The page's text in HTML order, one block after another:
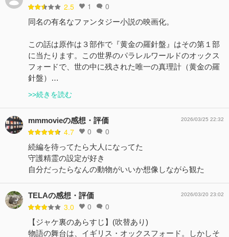
2.5 1 0
同名の有名なファンタジー小説の映画化。
この話は原作は３部作で『黄金の羅針盤』はその第１部
に当たります。この世界のパラレルワールドのオックス
フォードで、世の中に残された唯一の真理計（黄金の羅
針盤）…
>>続きを読む
mmmovieの感想・評価
4.7 0 0
2026/03/25 22:32
続編を待ってたら大人になってた
守護精霊の設定が好き
自分だったらなんの動物がいいか想像しながら観た
TELAの感想・評価
3.0 0 0
2026/03/20 23:02
【ジャケ裏のあらすじ】(吹替あり)
物語の舞台は、イギリス・オックスフォード。しかしそ